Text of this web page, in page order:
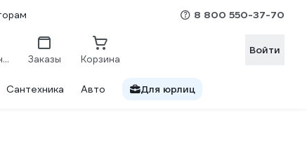
8 800 550-37-70
Сравнение Заказы Корзина
Войти
Сантехника Авто Для юрлиц